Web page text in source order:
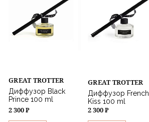
GREAT TROTTER
Диффузор Black
Prince 100 ml
2 300 ₽
GREAT TROTTER
Диффузор French
Kiss 100 ml
2 300 ₽